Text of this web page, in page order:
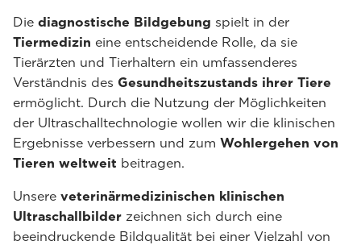
Die diagnostische Bildgebung spielt in der
Tiermedizin eine entscheidende Rolle, da sie
Tierärzten und Tierhaltern ein umfassenderes
Verständnis des Gesundheitszustands ihrer Tiere
ermöglicht. Durch die Nutzung der Möglichkeiten
der Ultraschalltechnologie wollen wir die klinischen
Ergebnisse verbessern und zum Wohlergehen von
Tieren weltweit beitragen.
Unsere veterinärmedizinischen klinischen
Ultraschallbilder zeichnen sich durch eine
beeindruckende Bildqualität bei einer Vielzahl von